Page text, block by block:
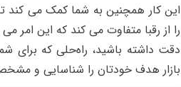
این کار همچنین به شما کمک می کند
را از رقبا متفاوت می کند که این امر
دقت داشته باشید، راه‌حلی که برای
بازار هدف خودتان را شناسایی و